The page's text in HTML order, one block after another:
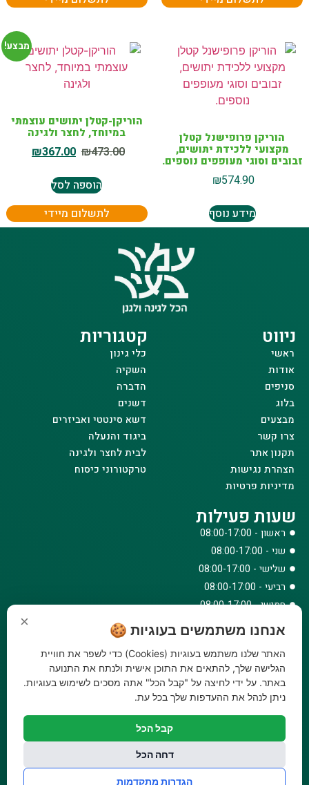
הוריקן פרופישנל קטלן
מקצועי ללכידת יתושים,
זבובים וסוגי מעופפים נוספים.
₪574.90
מידע נוסף
מבצע!
הוריקן-קטלן יתושים עוצמתי
במיוחד, לחצר ולגינה
₪473.00
₪367.00
הוספה לסל
לתשלום מיידי
ניווט
ראשי
אודות
סניפים
בלוג
מבצעים
צרו קשר
תקנון אתר
הצהרת נגישות
מדיניות פרטיות
קטגוריות
כלי גינון
השקיה
הדברה
דשנים
דשא סינטטי ואביזרים
ביגוד והנעלה
לבית לחצר ולגינה
טרקטורוני כיסוח
שעות פעילות
ראשון - 08:00-17:00
שני - 08:00-17:00
שלישי - 08:00-17:00
רביעי - 08:00-17:00
חמישי - 08:00-17:00
צרו קשר
073-779-6243
וואטסאפ
amirbair@amir-agricul.co.il
אזורי חלוקה:כל הארץ
משלוחים:
עלות משלוח עד הבית 29.90 ₪, משלוח חינם בקניה מעל
× אנחנו משתמשים בעוגיות 🍪
האתר שלנו משתמש בעוגיות (Cookies) כדי לשפר את חוויית
הגלישה שלך, להתאים את התוכן אישית ולנתח את התנועה
באתר. על ידי לחיצה על "קבל הכל" אתה מסכים לשימוש בעוגיות.
ניתן לנהל את ההעדפות שלך בכל עת.
קבל הכל
דחה הכל
הגדרות מתקדמות